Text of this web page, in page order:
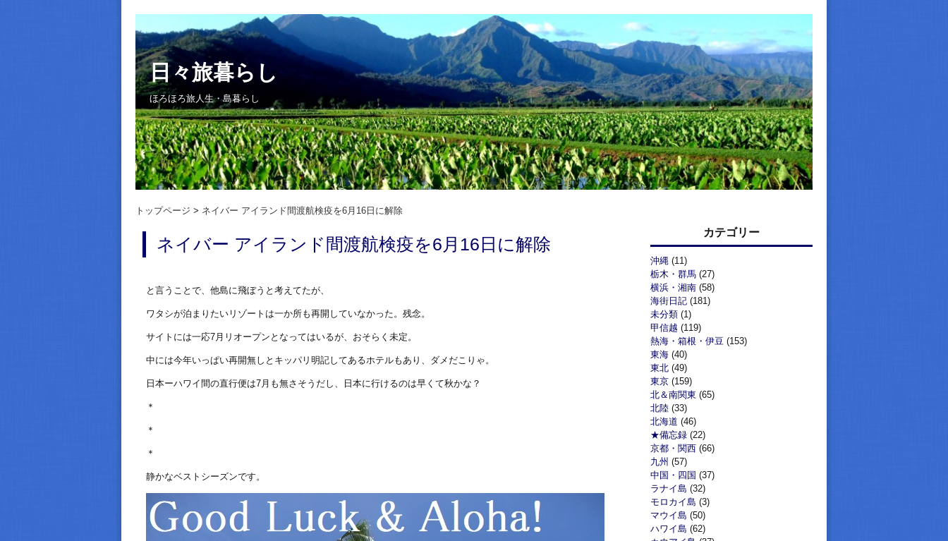
日々旅暮らし
ほろほろ旅人生・島暮らし
トップページ ネイバー アイランド間渡航検疫を6月16日に解除
ネイバー アイランド間渡航検疫を6月16日に解除
と言うことで、他島に飛ぼうと考えてたが、
ワタシが泊まりたいリゾートは一か所も再開していなかった。残念。
サイトには一応7月リオープンとなってはいるが、おそらく未定。
中には今年いっぱい再開無しとキッパリ明記してあるホテルもあり、ダメだこりゃ。
日本ーハワイ間の直行便は7月も無さそうだし、日本に行けるのは早くて秋かな？
＊
＊
＊
静かなベストシーズンです。
カテゴリー
沖縄 (11)
栃木・群馬 (27)
横浜・湘南 (58)
海街日記 (181)
未分類 (1)
甲信越 (119)
熱海・箱根・伊豆 (153)
東海 (40)
東北 (49)
東京 (159)
北＆南関東 (65)
北陸 (33)
北海道 (46)
★備忘録 (22)
京都・関西 (66)
九州 (57)
中国・四国 (37)
ラナイ島 (32)
モロカイ島 (3)
マウイ島 (50)
ハワイ島 (62)